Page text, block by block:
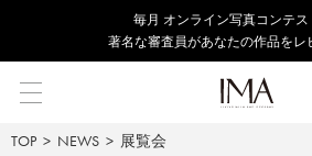
毎⽉ オンライン写真コンテス
著名な審査員があなたの作品をレ
TOP NEWS 展覧会